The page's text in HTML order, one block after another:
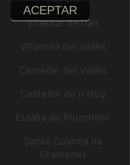
Vilassar de Dalt
Vilanova del Vallès
Castellar del Vallès
Castellar de n´Hug
Eulàlia de Riuprimer
Santa Coloma de
Gramenet
ACEPTAR